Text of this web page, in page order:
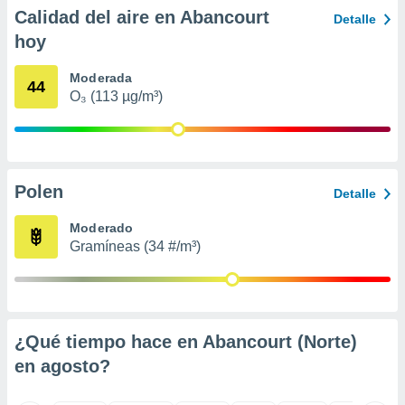
u
datos
momento
en
de
datos
Calidad del aire en Abancourt
hoy
Detalle
44 Moderada
O₃ (113 µg/m³)
Polen Detalle
Moderado
Gramíneas (34 #/m³)
¿Qué tiempo hace en Abancourt (Norte)
en agosto?